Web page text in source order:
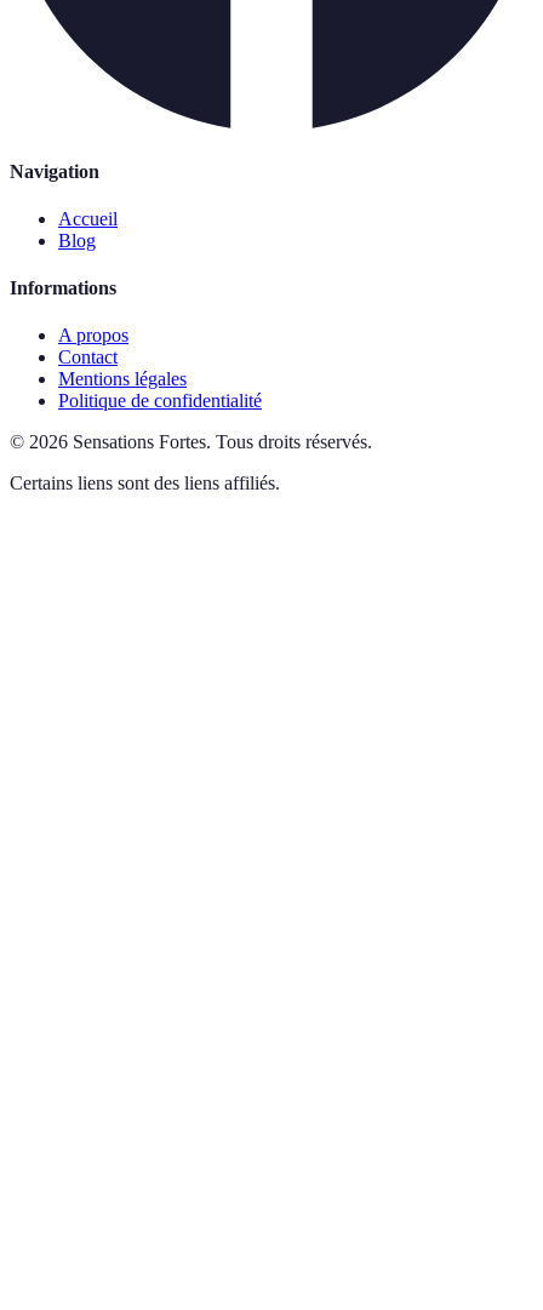
Navigation
Accueil
Blog
Informations
A propos
Contact
Mentions légales
Politique de confidentialité
© 2026 Sensations Fortes. Tous droits réservés.
Certains liens sont des liens affiliés.